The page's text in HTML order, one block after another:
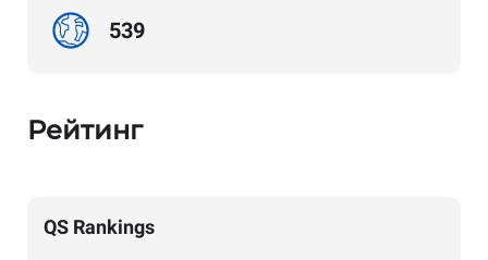
539
Рейтинг
QS Rankings